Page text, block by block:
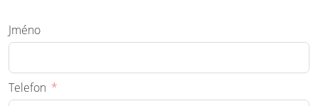
Jméno
Telefon